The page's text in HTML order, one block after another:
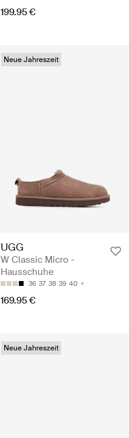
199.95 €
Neue Jahreszeit
UGG
W Classic Micro -
Hausschuhe
36 37 38 39 40
169.95 €
Neue Jahreszeit